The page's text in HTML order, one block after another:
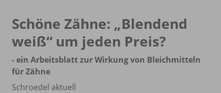
Schöne Zähne: „Blendend
weiß“ um jeden Preis?
- ein Arbeitsblatt zur Wirkung von Bleichmitteln
für Zähne
Schroedel aktuell